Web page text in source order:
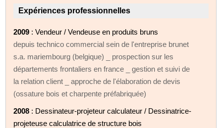
Expériences professionnelles
2009 : Vendeur / Vendeuse en produits bruns
depuis technico commercial sein de l'entreprise brunet
s.a. mariembourg (belgique) _ prospection sur les
départements frontaliers en france _ gestion et suivi de
la relation client _ approche de l'élaboration de devis
(ossature bois et charpente préfabriquée)
2008 : Dessinateur-projeteur calculateur / Dessinatrice-
projeteuse calculatrice de structure bois